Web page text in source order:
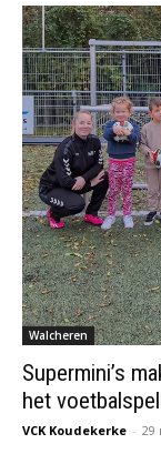
Walcheren
Supermini’s
het
VCK Koudekerke - 29